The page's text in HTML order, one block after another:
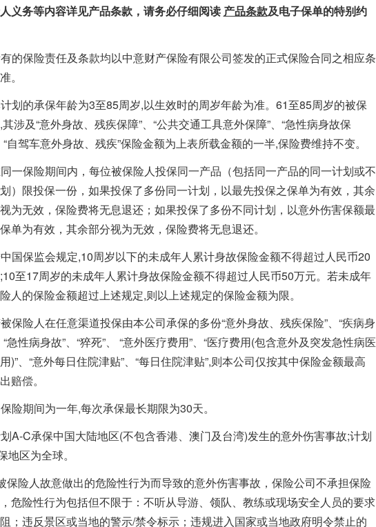
义务等内容详见产品条款，请务必仔细阅读 产品条款及电子保单的特别约
的保险责任及条款均以中意财产保险有限公司签发的正式保险合同之相应条
。
划的承保年龄为3至85周岁,以生效时的周岁年龄为准。61至85周岁的被保
涉及“意外身故、残疾保障”、“公共交通工具意外保障”、“急性病身故保
“自驾车意外身故、残疾”保险金额为上表所载金额的一半,保险费维持不变。
一保险期间内，每位被保险人投保同一产品（包括同一产品的同一计划或不
）限投保一份，如果投保了多份同一计划，以最先投保之保单为有效，其余
为无效，保险费将无息退还；如果投保了多份不同计划，以意外伤害保额最
单为有效，其余部分视为无效，保险费将无息退还。
国保监会规定,10周岁以下的未成年人累计身故保险金额不得超过人民币20
至17周岁的未成年人累计身故保险金额不得超过人民币50万元。若未成年
人的保险金额超过上述规定,则以上述规定的保险金额为限。
保险人在任意渠道投保由本公司承保的多份“意外身故、残疾保险”、“疾病身
“急性病身故”、“猝死”、 “意外医疗费用”、“医疗费用(包含意外及突发急性病医
)”、“意外每日住院津贴”、“每日住院津贴”,则本公司仅按其中保险金额最高
赔偿。
险期间为一年,每次承保最长期限为30天。
A-C承保中国大陆地区(不包含香港、澳门及台湾)发生的意外伤害事故;计划
地区为全球。
保险人故意做出的危险性行为而导致的意外伤害事故，保险公司不承担保险
危险性行为包括但不限于：不听从导游、领队、教练或现场安全人员的要求
；违反景区或当地的警示/禁令标示；违规进入国家或当地政府明令禁止的